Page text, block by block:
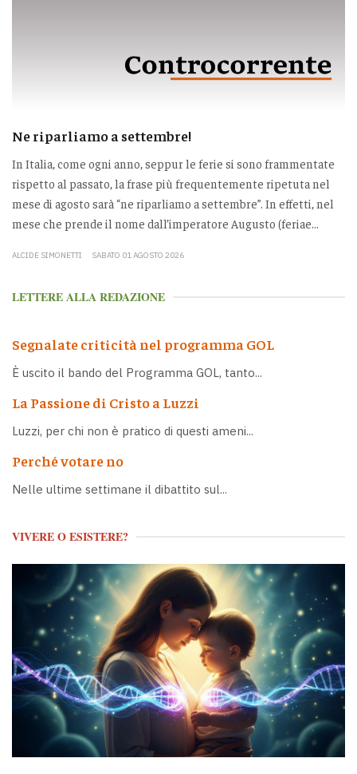
Ne riparliamo a settembre!
In Italia, come ogni anno, seppur le ferie si sono frammentate
rispetto al passato, la frase più frequentemente ripetuta nel
mese di agosto sarà “ne riparliamo a settembre”. In effetti, nel
mese che prende il nome dall’imperatore Augusto (feriae...
ALCIDE SIMONETTI SABATO 01 AGOSTO 2026
LETTERE ALLA REDAZIONE
Segnalate criticità nel programma GOL
È uscito il bando del Programma GOL, tanto...
La Passione di Cristo a Luzzi
Luzzi, per chi non è pratico di questi ameni...
Perché votare no
Nelle ultime settimane il dibattito sul...
VIVERE O ESISTERE?